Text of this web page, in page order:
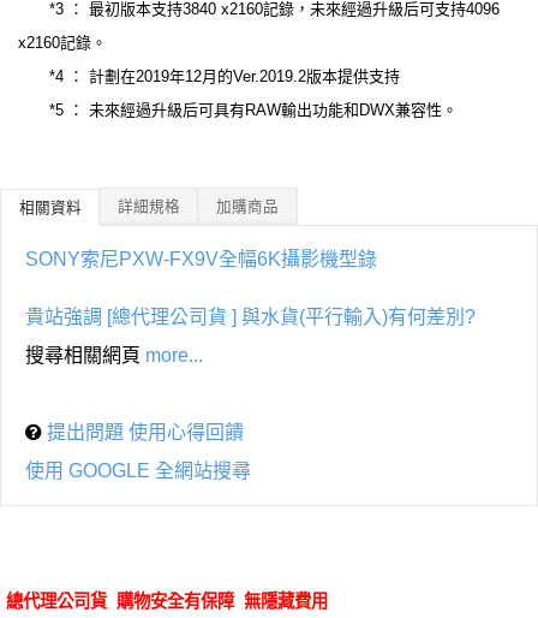
*3 ： 最初版本支持3840 x2160記錄，未來經過升級后可支持4096
x2160記錄。
*4 ： 計劃在2019年12月的Ver.2019.2版本提供支持
*5 ： 未來經過升級后可具有RAW輸出功能和DWX兼容性。
相關資料 詳細規格 加購商品
SONY索尼PXW-FX9V全幅6K攝影機型錄
貴站強調 [總代理公司貨 ] 與水貨(平行輸入)有何差別?
搜尋相關網頁 more...
提出問題 使用心得回饋
使用 GOOGLE 全網站搜尋
總代理公司貨 購物安全有保障 無隱藏費用